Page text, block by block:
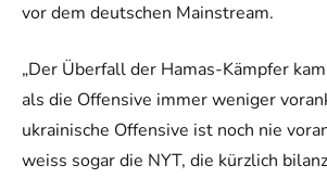
vor dem deutschen Mainstream.
„Der Überfall der Hamas-Kämpfer
als die Offensive immer weniger
ukrainische Offensive ist noch nie
weiss sogar die NYT, die kürzlich